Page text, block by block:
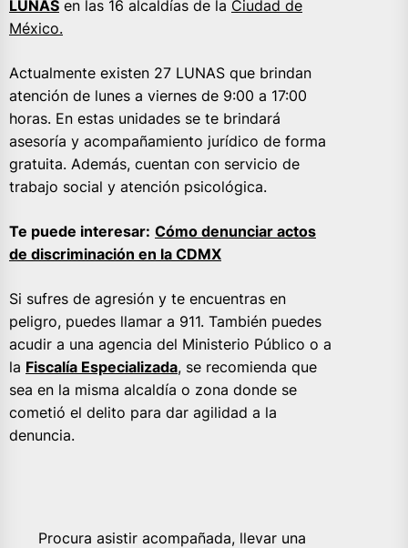
LUNAS en las 16 alcaldías de la Ciudad de
México.
Actualmente existen 27 LUNAS que brindan
atención de lunes a viernes de 9:00 a 17:00
horas. En estas unidades se te brindará
asesoría y acompañamiento jurídico de forma
gratuita. Además, cuentan con servicio de
trabajo social y atención psicológica.
Te puede interesar: Cómo denunciar actos
de discriminación en la CDMX
Si sufres de agresión y te encuentras en
peligro, puedes llamar a 911. También puedes
acudir a una agencia del Ministerio Público o a
la Fiscalía Especializada, se recomienda que
sea en la misma alcaldía o zona donde se
cometió el delito para dar agilidad a la
denuncia.
Procura asistir acompañada, llevar una